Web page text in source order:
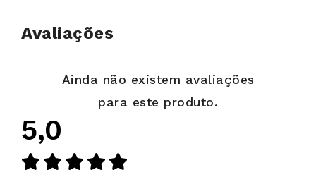
Avaliações
Ainda não existem avaliações
para este produto.
5,0